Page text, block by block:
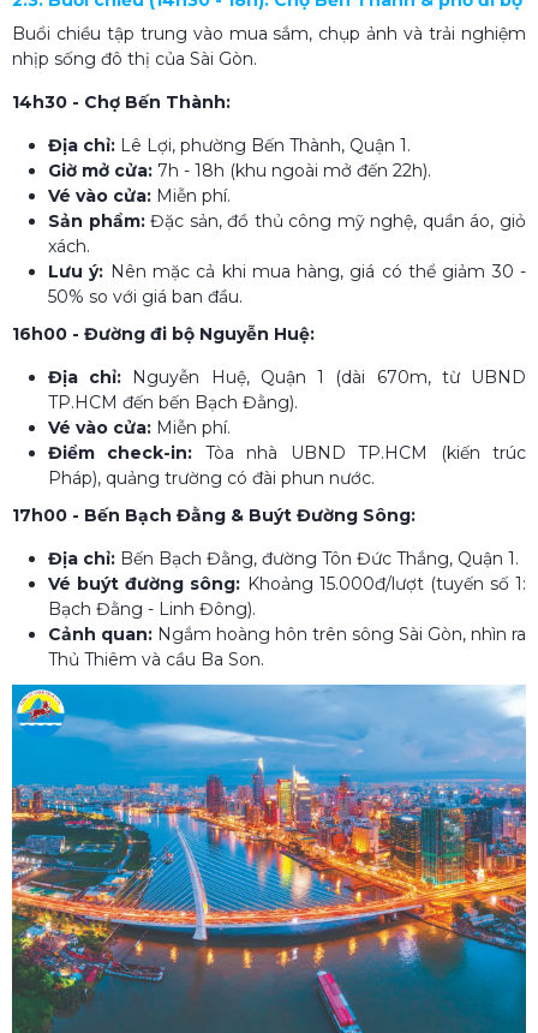
Buổi chiều tập trung vào mua sắm, chụp ảnh và trải nghiệm
nhịp sống đô thị của Sài Gòn.
14h30 - Chợ Bến Thành:
Địa chỉ: Lê Lợi, phường Bến Thành, Quận 1.
Giờ mở cửa: 7h - 18h (khu ngoài mở đến 22h).
Vé vào cửa: Miễn phí.
Sản phẩm:Đặc sản, đồ thủ công mỹ nghệ, quần áo, giỏ
xách.
Lưu ý: Nên mặc cả khi mua hàng, giá có thể giảm 30 -
50% so với giá ban đầu.
16h00 - Đường đi bộ Nguyễn Huệ:
Địa chỉ: Nguyễn Huệ, Quận 1 (dài 670m, từ UBND
TP.HCM đến bến Bạch Đằng).
Vé vào cửa: Miễn phí.
Điểm check-in: Tòa nhà UBND TP.HCM (kiến trúc
Pháp), quảng trường có đài phun nước.
17h00 - Bến Bạch Đằng & Buýt Đường Sông:
Địa chỉ: Bến Bạch Đằng, đường Tôn Đức Thắng, Quận 1.
Vé buýt đường sông: Khoảng 15.000đ/lượt (tuyến số 1:
Bạch Đằng - Linh Đông).
Cảnh quan: Ngắm hoàng hôn trên sông Sài Gòn, nhìn ra
Thủ Thiêm và cầu Ba Son.